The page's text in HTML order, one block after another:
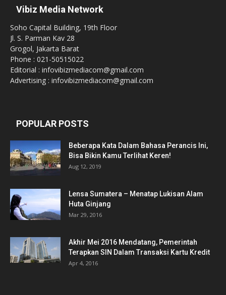
Vibiz Media Network
Soho Capital Building, 19th Floor
Jl. S. Parman Kav 28
Grogol, Jakarta Barat
Phone : 021-50515022
Editorial : infovibizmediacom@gmail.com
Advertising : infovibizmediacom@gmail.com
POPULAR POSTS
Beberapa Kata Dalam Bahasa Perancis Ini,
Bisa Bikin Kamu Terlihat Keren!
Aug 12, 2019
Lensa Sumatera – Menatap Lukisan Alam
Huta Ginjang
Mar 29, 2016
Akhir Mei 2016 Mendatang, Pemerintah
Terapkan SIN Dalam Transaksi Kartu Kredit
Apr 4, 2016